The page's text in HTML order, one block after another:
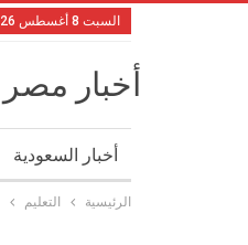
السبت 8 أغسطس 2026
أخبار مصر
أخبار السعودية
الرئيسية التعليم